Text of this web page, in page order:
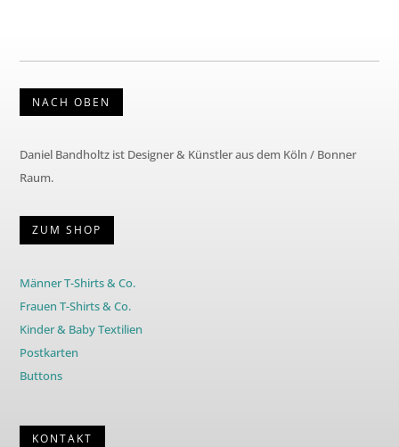
NACH OBEN
Daniel Bandholtz ist Designer & Künstler aus dem Köln / Bonner
Raum.
ZUM SHOP
Männer T-Shirts & Co.
Frauen T-Shirts & Co.
Kinder & Baby Textilien
Postkarten
Buttons
KONTAKT